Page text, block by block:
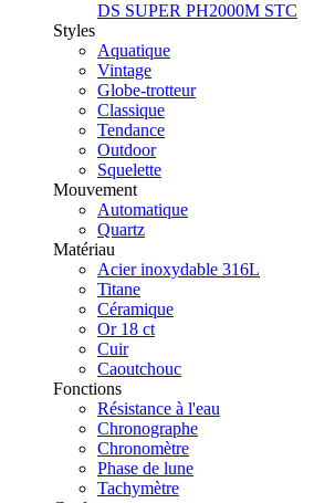
DS SUPER PH2000M STC
Styles
Aquatique
Vintage
Globe-trotteur
Classique
Tendance
Outdoor
Squelette
Mouvement
Automatique
Quartz
Matériau
Acier inoxydable 316L
Titane
Céramique
Or 18 ct
Cuir
Caoutchouc
Fonctions
Résistance à l'eau
Chronographe
Chronomètre
Phase de lune
Tachymètre